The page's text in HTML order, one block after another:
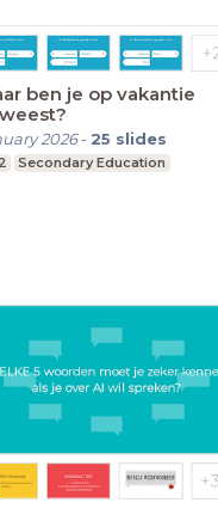
ben je op vakantie
2026- 25 slides
Secondary Education